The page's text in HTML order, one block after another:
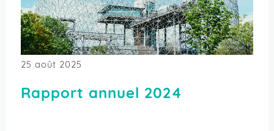
25 août 2025
Rapport annuel 2024